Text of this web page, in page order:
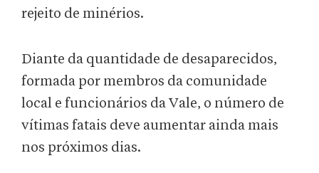
rejeito de minérios.
Diante da quantidade de desaparecidos,
formada por membros da comunidade
local e funcionários da Vale, o número de
vítimas fatais deve aumentar ainda mais
nos próximos dias.